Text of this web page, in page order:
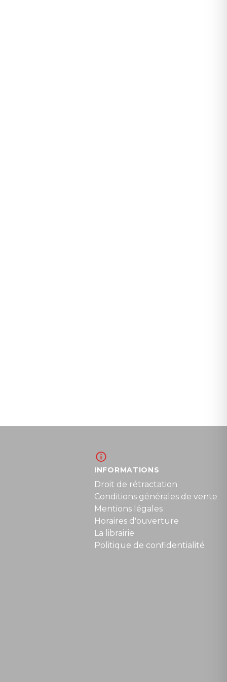
INFORMATIONS
Droit de rétractation
Conditions générales de vente
Mentions légales
Horaires d'ouverture
La librairie
Politique de confidentialité